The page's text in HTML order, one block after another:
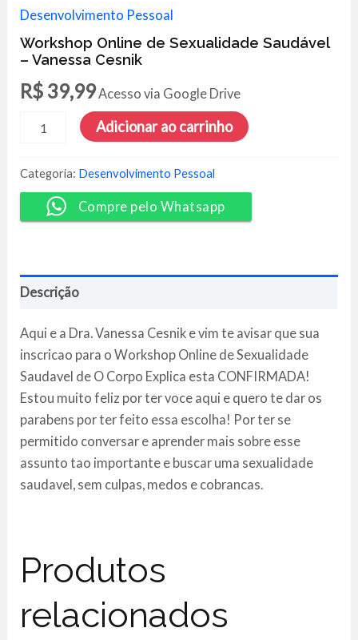
Desenvolvimento Pessoal
Workshop Online de Sexualidade Saudável
– Vanessa Cesnik
R$ 39,99Acesso via Google Drive
Online
Sexualidade
Saudável
-
Vanessa
Adicionar ao carrinho
Categoria: Desenvolvimento Pessoal
Compre pelo Whatsapp
Descrição
Aqui e a Dra. Vanessa Cesnik e vim te avisar que sua
inscricao para o Workshop Online de Sexualidade
Saudavel de O Corpo Explica esta CONFIRMADA!
Estou muito feliz por ter voce aqui e quero te dar os
parabens por ter feito essa escolha! Por ter se
permitido conversar e aprender mais sobre esse
assunto tao importante e buscar uma sexualidade
saudavel, sem culpas, medos e cobrancas.
Produtos
relacionados